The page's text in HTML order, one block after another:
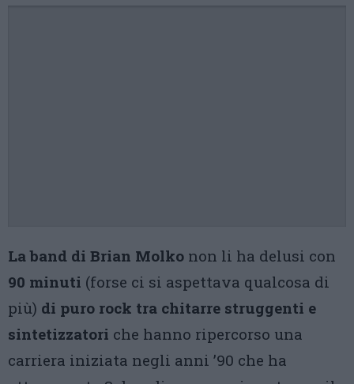
La band di Brian Molko non li ha delusi con
90 minuti (forse ci si aspettava qualcosa di
più) di puro rock tra chitarre struggenti e
sintetizzatori che hanno ripercorso una
carriera iniziata negli anni ’90 che ha